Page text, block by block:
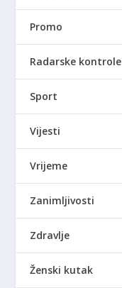
Promo
Radarske kontrole
Sport
Vijesti
Vrijeme
Zanimljivosti
Zdravlje
Ženski kutak